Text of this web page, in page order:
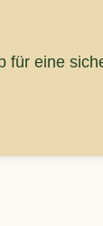
für eine